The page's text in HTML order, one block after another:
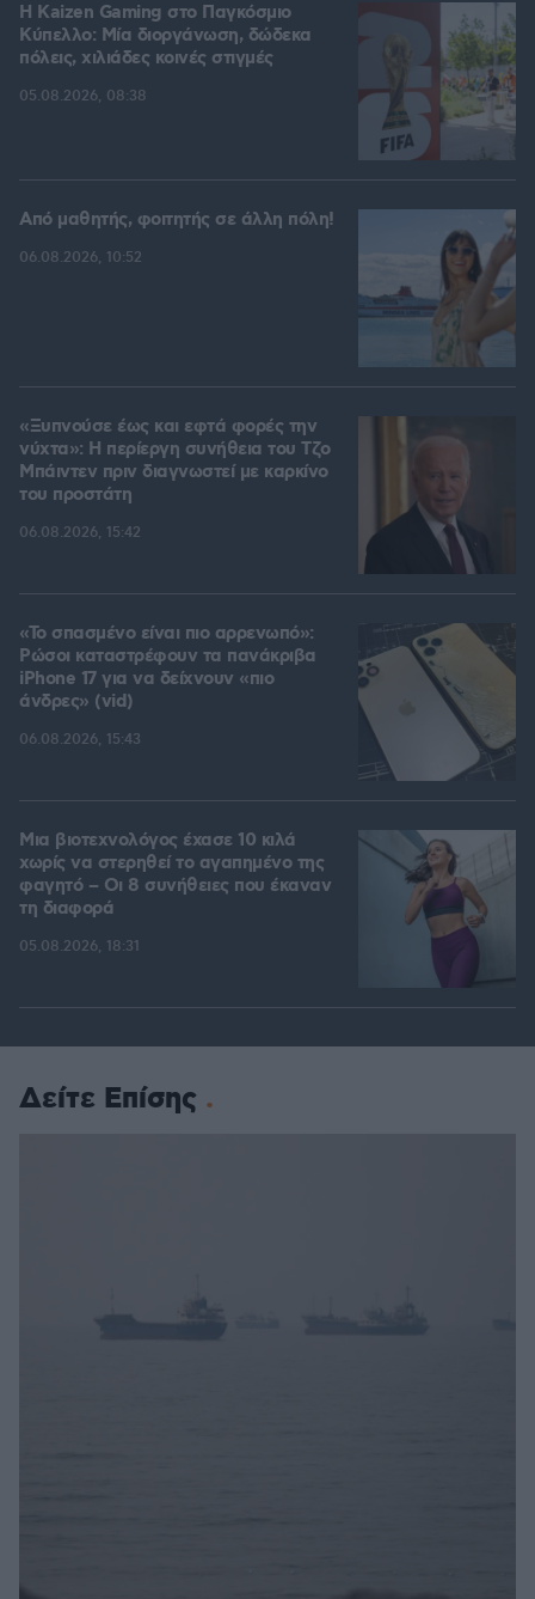
H Kaizen Gaming στο Παγκόσμιο
Kύπελλο: Μία διοργάνωση, δώδεκα
πόλεις, χιλιάδες κοινές στιγμές
05.08.2026, 08:38
Από μαθητής, φοιτητής σε άλλη πόλη!
06.08.2026, 10:52
«Ξυπνούσε έως και εφτά φορές την
νύχτα»: Η περίεργη συνήθεια του Τζο
Μπάιντεν πριν διαγνωστεί με καρκίνο
του προστάτη
06.08.2026, 15:42
«Το σπασμένο είναι πιο αρρενωπό»:
Ρώσοι καταστρέφουν τα πανάκριβα
iPhone 17 για να δείχνουν «πιο
άνδρες» (vid)
06.08.2026, 15:43
Μια βιοτεχνολόγος έχασε 10 κιλά
χωρίς να στερηθεί το αγαπημένο της
φαγητό – Οι 8 συνήθειες που έκαναν
τη διαφορά
05.08.2026, 18:31
Δείτε Επίσης